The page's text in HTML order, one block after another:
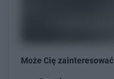
Może Cię